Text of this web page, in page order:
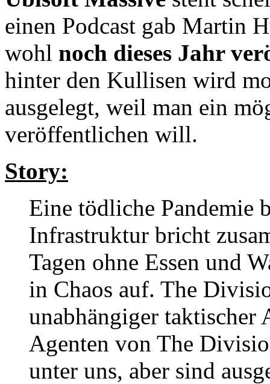
einen Podcast gab Martin
wohl noch dieses Jahr
hinter den Kullisen wird
ausgelegt, weil man ein
veröffentlichen will.
Story:
Eine tödliche Pandemie
Infrastruktur bricht
Tagen ohne Essen und
in Chaos auf. The
unabhängiger
Agenten von The
unter uns, aber sind